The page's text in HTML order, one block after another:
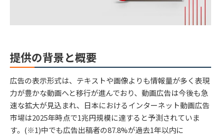
提供の背景と概要
広告の表示形式は、テキストや画像よりも情報量が多く表現
力が豊かな動画へと移行が進んでおり、動画広告は今後も急
速な拡大が見込まれ、日本におけるインターネット動画広告
市場は2025年時点で1兆円規模に達すると予測されていま
す。(※1)中でも広告出稿者の87.8%が過去1年以内に